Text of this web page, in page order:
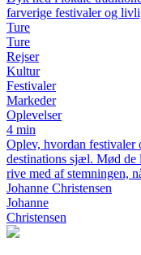
farverige festivaler og
Ture
Ture
Rejser
Kultur
Festivaler
Markeder
Oplevelser
4 min
Oplev, hvordan
destinations sjæl. Mød de
rive med af stemningen,
Johanne Christensen
Johanne
Christensen